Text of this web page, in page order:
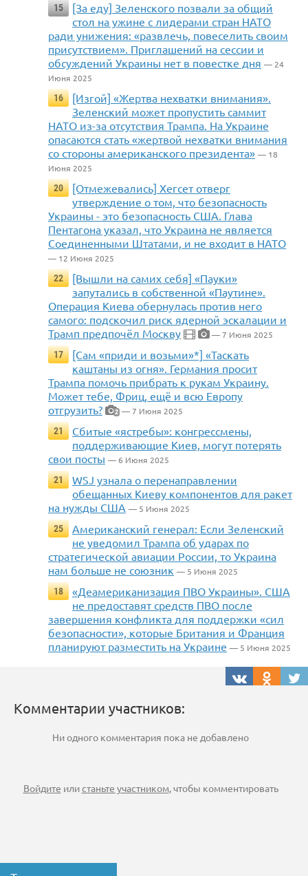
15
[За еду] Зеленского позвали за общий
стол на ужине с лидерами стран НАТО
ради унижения: «развлечь, повеселить своим
присутствием». Приглашений на сессии и
обсуждений Украины нет в повестке дня — 24
Июня 2025
16
[Изгой] «Жертва нехватки внимания».
Зеленский может пропустить саммит
НАТО из-за отсутствия Трампа. На Украине
опасаются стать «жертвой нехватки внимания
со стороны американского президента» — 18
Июня 2025
20
[Отмежевались] Хегсет отверг
утверждение о том, что безопасность
Украины - это безопасность США. Глава
Пентагона указал, что Украина не является
Соединенными Штатами, и не входит в НАТО
— 12 Июня 2025
22
[Вышли на самих себя] «Пауки»
запутались в собственной «Паутине».
Операция Киева обернулась против него
самого: подскочил риск ядерной эскалации и
Трамп предпочёл Москву
— 7 Июня 2025
17
[Сам «приди и возьми»*] «Таскать
каштаны из огня». Германия просит
Трампа помочь прибрать к рукам Украину.
Может тебе, Фриц, ещё и всю Европу
отгрузить?
2 — 7 Июня 2025
21
Сбитые «ястребы»: конгрессмены,
поддерживающие Киев, могут потерять
свои посты — 6 Июня 2025
21
WSJ узнала о перенаправлении
обещанных Киеву компонентов для ракет
на нужды США — 5 Июня 2025
25
Американский генерал: Если Зеленский
не уведомил Трампа об ударах по
стратегической авиации России, то Украина
нам больше не союзник — 5 Июня 2025
18
«Деамериканизация ПВО Украины». США
не предоставят средств ПВО после
завершения конфликта для поддержки «сил
безопасности», которые Британия и Франция
планируют разместить на Украине — 5 Июня 2025
Комментарии участников:
Ни одного комментария пока не добавлено
Войдите илистаньте участником, чтобы комментировать